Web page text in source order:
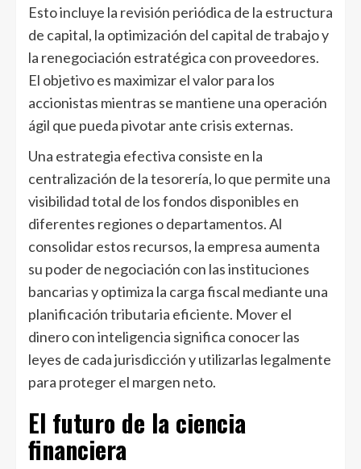
Esto incluye la revisión periódica de la estructura
de capital, la optimización del capital de trabajo y
la renegociación estratégica con proveedores.
El objetivo es maximizar el valor para los
accionistas mientras se mantiene una operación
ágil que pueda pivotar ante crisis externas.
Una estrategia efectiva consiste en la
centralización de la tesorería, lo que permite una
visibilidad total de los fondos disponibles en
diferentes regiones o departamentos. Al
consolidar estos recursos, la empresa aumenta
su poder de negociación con las instituciones
bancarias y optimiza la carga fiscal mediante una
planificación tributaria eficiente. Mover el
dinero con inteligencia significa conocer las
leyes de cada jurisdicción y utilizarlas legalmente
para proteger el margen neto.
El futuro de la ciencia
financiera